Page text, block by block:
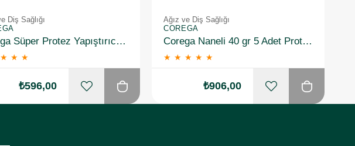
Diş Sağlığı
Corega Süper Protez Yapıştırıcı Naneli Krem 40 Gr 3 Adet
★ ★ ★
₺596,00
Ağız ve Diş Sağlığı
COREGA
Corega Naneli 40 gr 5 Adet Protez Diş Yapıştırıcı
★ ★ ★ ★ ★
₺906,00